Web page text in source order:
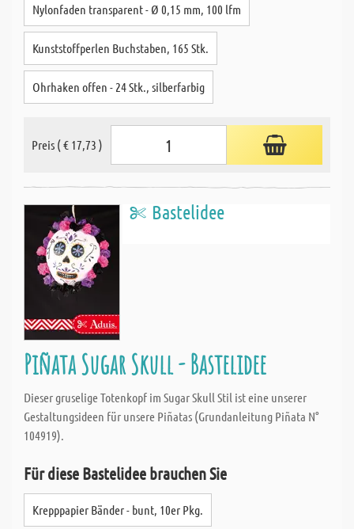
Nylonfaden transparent - Ø 0,15 mm, 100 lfm
Kunststoffperlen Buchstaben, 165 Stk.
Ohrhaken offen - 24 Stk., silberfarbig
Preis ( € 17,73 )
Bastelidee
Piñata Sugar Skull - Bastelidee
Dieser gruselige Totenkopf im Sugar Skull Stil ist eine unserer
Gestaltungsideen für unsere Piñatas (Grundanleitung Piñata N°
104919).
Für diese Bastelidee brauchen Sie
Krepppapier Bänder - bunt, 10er Pkg.